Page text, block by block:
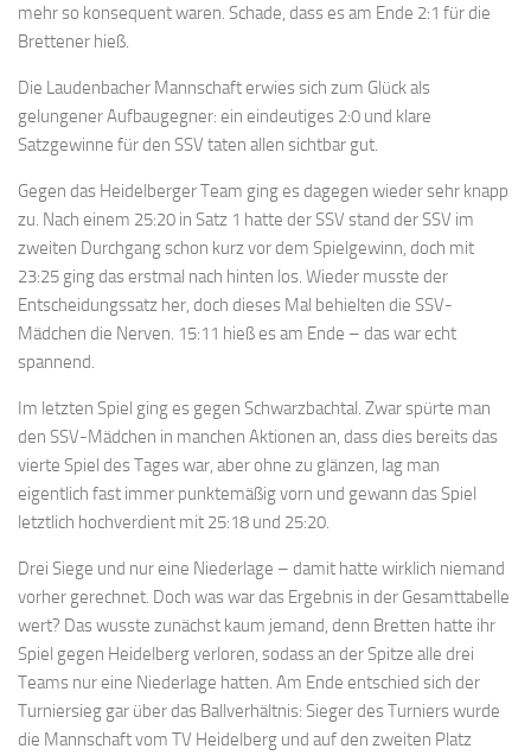
mehr so konsequent waren. Schade, dass es am Ende 2:1 für die
Brettener hieß.
Die Laudenbacher Mannschaft erwies sich zum Glück als
gelungener Aufbaugegner: ein eindeutiges 2:0 und klare
Satzgewinne für den SSV taten allen sichtbar gut.
Gegen das Heidelberger Team ging es dagegen wieder sehr knapp
zu. Nach einem 25:20 in Satz 1 hatte der SSV stand der SSV im
zweiten Durchgang schon kurz vor dem Spielgewinn, doch mit
23:25 ging das erstmal nach hinten los. Wieder musste der
Entscheidungssatz her, doch dieses Mal behielten die SSV-
Mädchen die Nerven. 15:11 hieß es am Ende – das war echt
spannend.
Im letzten Spiel ging es gegen Schwarzbachtal. Zwar spürte man
den SSV-Mädchen in manchen Aktionen an, dass dies bereits das
vierte Spiel des Tages war, aber ohne zu glänzen, lag man
eigentlich fast immer punktemäßig vorn und gewann das Spiel
letztlich hochverdient mit 25:18 und 25:20.
Drei Siege und nur eine Niederlage – damit hatte wirklich niemand
vorher gerechnet. Doch was war das Ergebnis in der Gesamttabelle
wert? Das wusste zunächst kaum jemand, denn Bretten hatte ihr
Spiel gegen Heidelberg verloren, sodass an der Spitze alle drei
Teams nur eine Niederlage hatten. Am Ende entschied sich der
Turniersieg gar über das Ballverhältnis: Sieger des Turniers wurde
die Mannschaft vom TV Heidelberg und auf den zweiten Platz